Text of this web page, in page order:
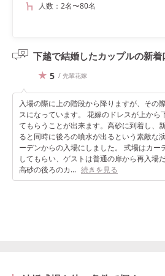
人数： 2名〜80名
下越で結婚したカップルの新着
5 / 先輩花嫁
入場の際に上の階段から降りますが、その
スになっています。 花嫁のドレスが上から
てもらうことが出来ます。高砂に到着し、
ると同時に後ろの噴水が出るという素敵な
ーデンからの入場にしました。 式場はカー
してもらい、ゲストは普通の扉から再入場
高砂の後ろのカ... 続きを見る